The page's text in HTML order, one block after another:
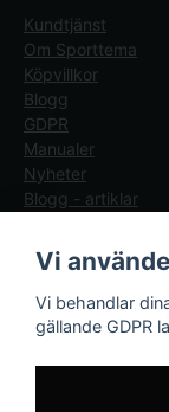
Kundtjänst
Om Sporttema
Köpvillkor
Blogg
GDPR
Manualer
Nyheter
Blogg - artiklar
Följ oss
Vi
Vi behandlar
gällande GDPR